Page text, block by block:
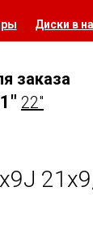
Диски в
заказа
22"